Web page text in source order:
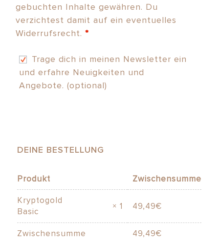
gebuchten Inhalte gewähren. Du
verzichtest damit auf ein eventuelles
Widerrufsrecht.*
Trage dich in meinen Newsletter ein
und erfahre Neuigkeiten und
Angebote. (optional)
DEINE BESTELLUNG
Produkt Zwischensumme
Kryptogold
Basic
× 1 49,49€
Zwischensumme 49,49€